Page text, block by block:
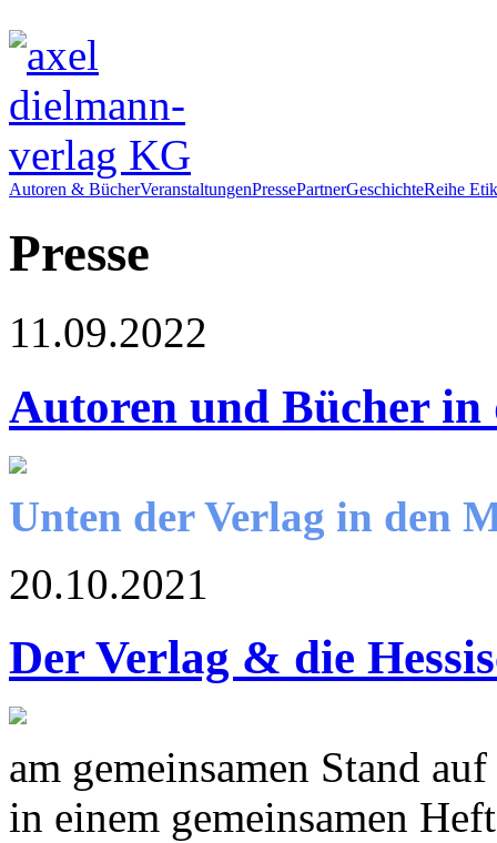
Autoren & BücherVeranstaltungenPressePartnerGeschichteReihe
Presse
11.09.2022
Autoren und Bücher in
Unten der Verlag in den
20.10.2021
Der Verlag & die
am gemeinsamen Stand
in einem gemeinsamen